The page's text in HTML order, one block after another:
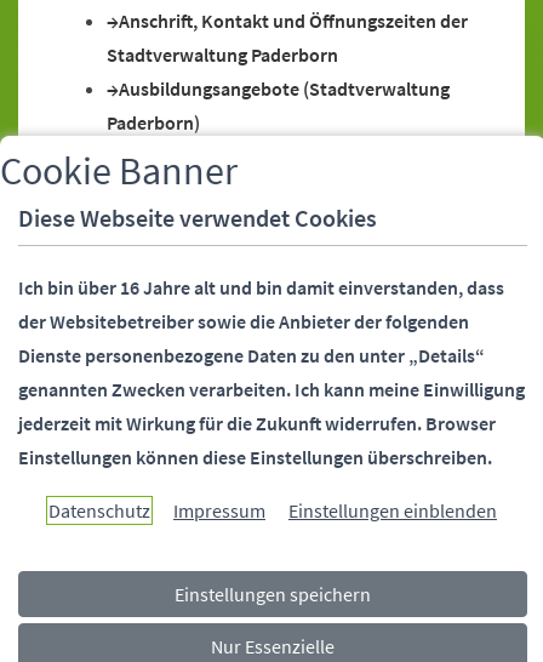
Anschrift, Kontakt und Öffnungszeiten der
Stadtverwaltung Paderborn
Ausbildungsangebote (Stadtverwaltung
Paderborn)
Bankeinzugsermächtigung (SEPA-Lastschrift)
Bankeinzugsermächtigung (SEPA-Lastschrift),
Widerruf
Paderborn)
Behördennummer 115
Bundesfreiwilligendienst (Stadtverwaltung
Paderborn)
Bürgermeister (Stellvertreter)
Bürgermeister (Telefonsprechstunde)
Bürgermeister und Beigeordnete
(Kontaktdaten)
Ehrungen (Alters-, Ehejubiläen)
Cookie Banner
Diese Webseite verwendet Cookies
Ich bin über 16 Jahre alt und bin damit einverstanden, dass
der Websitebetreiber sowie die Anbieter der folgenden
Dienste personenbezogene Daten zu den unter „Details“
genannten Zwecken verarbeiten. Ich kann meine Einwilligung
jederzeit mit Wirkung für die Zukunft widerrufen. Browser
Einstellungen können diese Einstellungen überschreiben.
Datenschutz Impressum Einstellungen einblenden
Einstellungen speichern
Nur Essenzielle